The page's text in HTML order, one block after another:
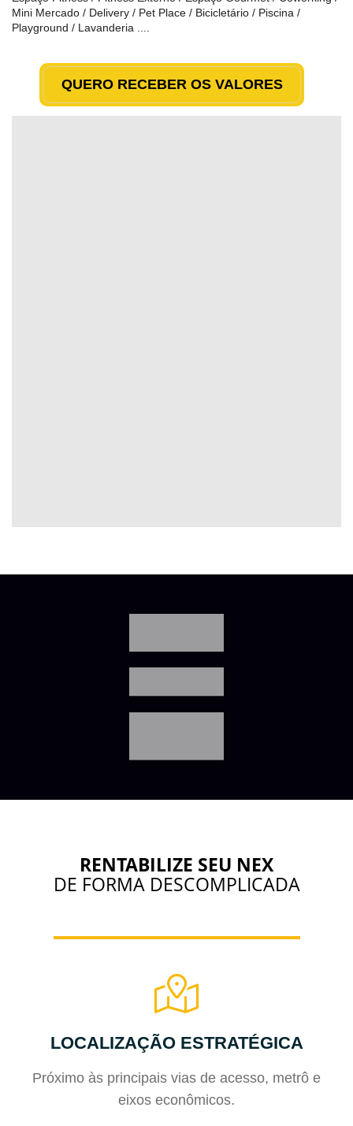
Mini Mercado / Delivery / Pet Place / Bicicletário / Piscina /
Playground / Lavanderia ....
QUERO RECEBER OS VALORES
RENTABILIZE SEU NEX
DE FORMA DESCOMPLICADA
LOCALIZAÇÃO ESTRATÉGICA
Próximo às principais vias de acesso, metrô e
eixos econômicos.